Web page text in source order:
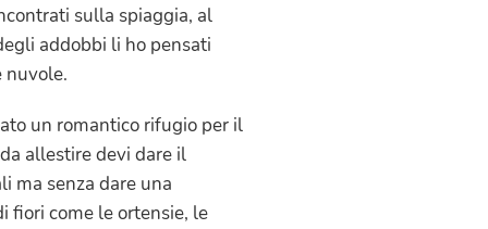
sulla spiaggia, al
addobbi li ho pensati
nuvole.
un romantico rifugio per il
allestire devi dare il
ma senza dare una
fiori come le ortensie, le